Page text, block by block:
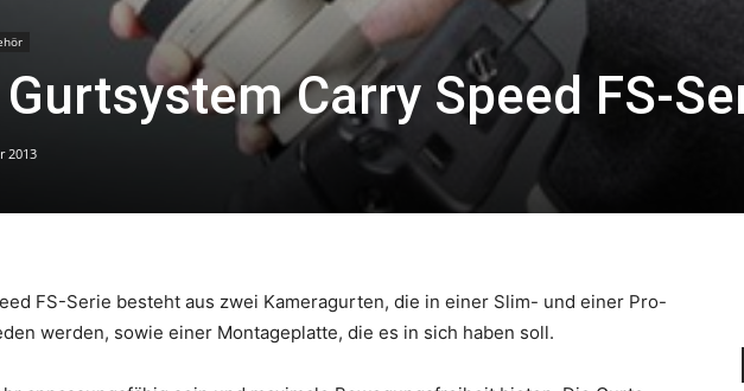
Carry Speed FS-
2013
FS-Serie besteht aus zwei Kameragurten, die in einer Slim- und einer Pro-
werden, sowie einer Montageplatte, die es in sich haben soll.